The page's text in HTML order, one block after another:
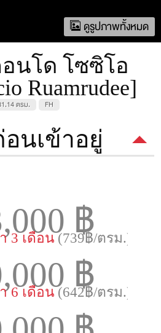
ดูรูปภาพทั้งหมด
อนโด โซซิโอ
Ruamrudee]
ตรม. FH
นเข้าอยู่
฿
3 เดือน (739฿/ตรม.)
฿
6 เดือน (642฿/ตรม.)